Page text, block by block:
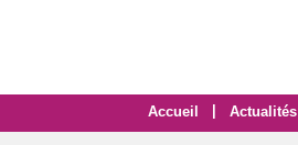
Accueil Actualités